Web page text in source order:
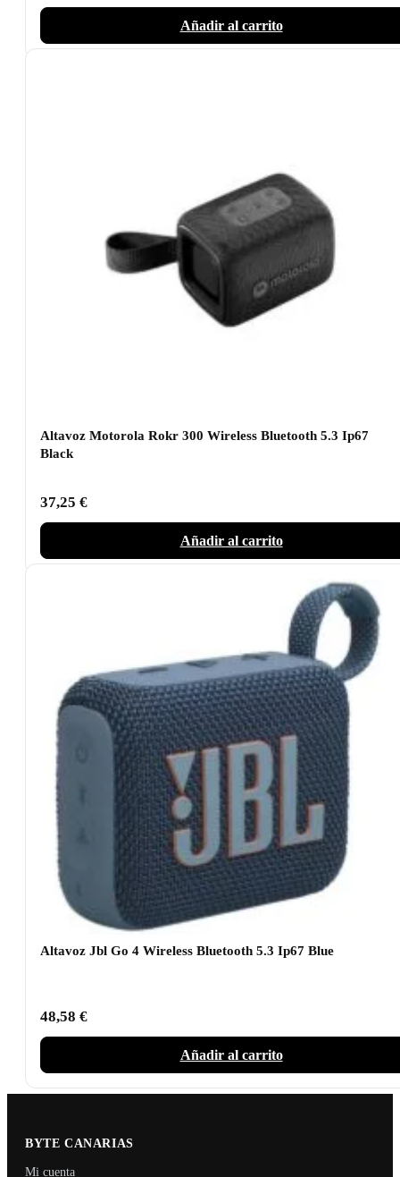
Añadir al carrito
Altavoz Motorola Rokr 300 Wireless Bluetooth 5.3 Ip67
Black
37,25 €
Añadir al carrito
Altavoz Jbl Go 4 Wireless Bluetooth 5.3 Ip67 Blue
48,58 €
Añadir al carrito
BYTE CANARIAS
Mi cuenta